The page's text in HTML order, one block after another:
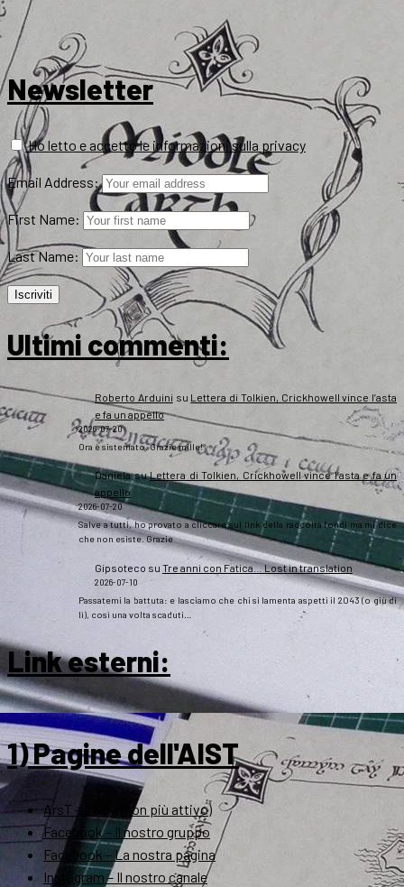
Newsletter
Ho letto e accetto le informazioni sulla privacy
Email Address:
First Name:
Last Name:
Ultimi commenti:
Roberto Arduini su Lettera di Tolkien, Crickhowell vince l’asta
e fa un appello
2026-07-20
Ora è sistemato. Grazie mille!
DanielasuLettera di Tolkien, Crickhowell vince l’asta e fa un
appello
2026-07-20
Salve a tutti, ho provato a cliccare sul link della raccolta fondi ma mi dice
che non esiste. Grazie
Gipsoteco su Tre anni con Fatica… Lost in translation
2026-07-10
Passatemi la battuta: e lasciamo che chi si lamenta aspetti il 2043 (o giù di
lì), così una volta scaduti…
Link esterni:
1) Pagine dell'AIST
ArsT – Il blog (non più attivo)
Facebook – Il nostro gruppo
Facebook – La nostra pagina
Instagram – Il nostro canale